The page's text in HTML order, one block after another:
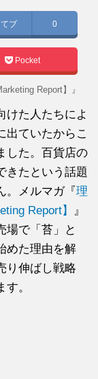
ブ 0
Pocket
Report】』
けた人たちによ
出ていたからこ
した。百貨店の
きたという話題
。メルマガ『理
Report】
』
場で「苔」と
めた理由を解
り伸ばし戦略
。